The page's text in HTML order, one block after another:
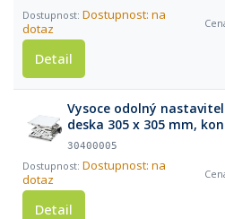
Dostupnost: na
dotaz
Detail
Vysoce odolný
deska 305 x 305 mm,
30400005
Dostupnost: na
dotaz
Detail